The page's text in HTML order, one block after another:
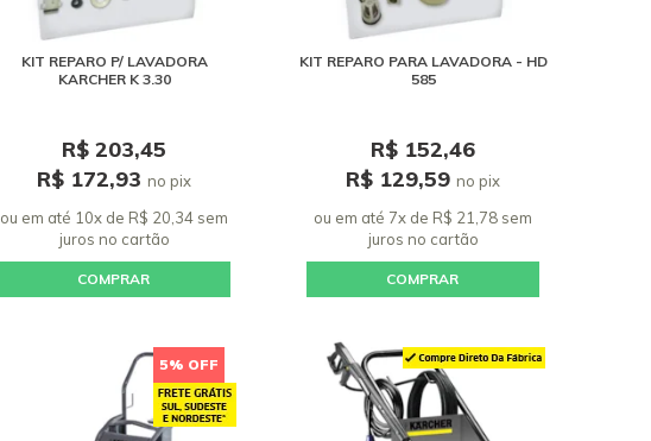
KIT REPARO P/ LAVADORA
KARCHER K 3.30
R$ 203,45
R$ 172,93 no pix
ou em até 10x de R$ 20,34 sem
juros no cartão
COMPRAR
KIT REPARO PARA LAVADORA - HD
585
R$ 152,46
R$ 129,59 no pix
ou em até 7x de R$ 21,78 sem
juros no cartão
COMPRAR
5% OFF